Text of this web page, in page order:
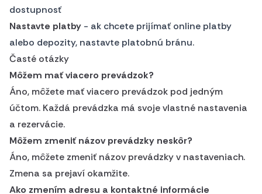
dostupnosť
Nastavte platby - ak chcete prijímať online platby
alebo depozity, nastavte platobnú bránu.
Časté otázky
Môžem mať viacero prevádzok?
Áno, môžete mať viacero prevádzok pod jedným
účtom. Každá prevádzka má svoje vlastné nastavenia
a rezervácie.
Môžem zmeniť názov prevádzky neskôr?
Áno, môžete zmeniť názov prevádzky v nastaveniach.
Zmena sa prejaví okamžite.
Ako zmením adresu a kontaktné informácie